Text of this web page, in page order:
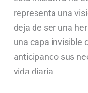
representa una
deja de ser una
una capa invisible
anticipando sus
vida diaria.